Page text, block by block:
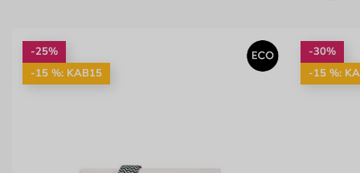
-25%
-15 %: KAB15
-30%
-15 %: